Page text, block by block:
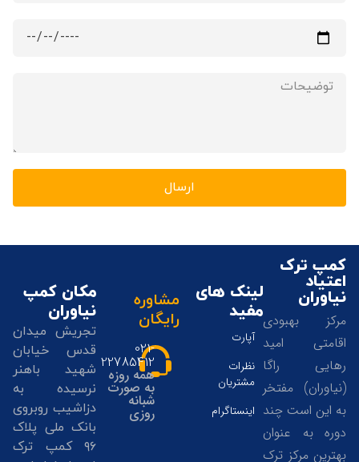
ارسال
کمپ ترک
اعتیاد
نیاوران
مرکز بهبودی
اقامتی امید
رهایی راگا
(نیاوران) مفتخر
به این است چند
دوره به عنوان
بهترین مرکز ترک
لینک های
مفید
آپارت
نظرات
مشتریان
اینستاگرام
مشاوره
رایگان
021-
22785412
همه روزه
به صورت
شبانه
روزی
مکان کمپ
نیاوران
تجریش میدان
قدس خیابان
شهید باهنر
نرسیده به
دزاشیب روبروی
بانک ملی پلاک
۹۶ کمپ ترک